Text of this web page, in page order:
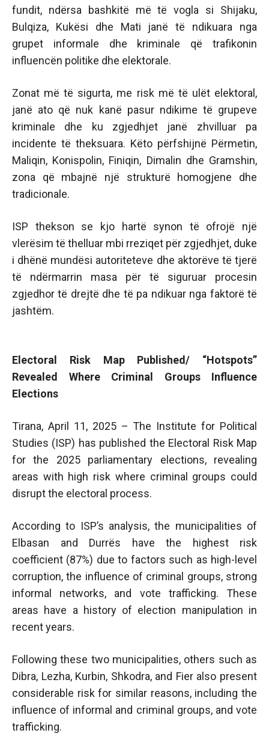
fundit, ndërsa bashkitë më të vogla si Shijaku,
Bulqiza, Kukësi dhe Mati janë të ndikuara nga
grupet informale dhe kriminale që trafikonin
influencën politike dhe elektorale.
Zonat më të sigurta, me risk më të ulët elektoral,
janë ato që nuk kanë pasur ndikime të grupeve
kriminale dhe ku zgjedhjet janë zhvilluar pa
incidente të theksuara. Këto përfshijnë Përmetin,
Maliqin, Konispolin, Finiqin, Dimalin dhe Gramshin,
zona që mbajnë një strukturë homogjene dhe
tradicionale.
ISP thekson se kjo hartë synon të ofrojë një
vlerësim të thelluar mbi rreziqet për zgjedhjet, duke
i dhënë mundësi autoriteteve dhe aktorëve të tjerë
të ndërmarrin masa për të siguruar procesin
zgjedhor të drejtë dhe të pa ndikuar nga faktorë të
jashtëm.
Electoral Risk Map Published/ “Hotspots”
Revealed Where Criminal Groups Influence
Elections
Tirana, April 11, 2025 – The Institute for Political
Studies (ISP) has published the Electoral Risk Map
for the 2025 parliamentary elections, revealing
areas with high risk where criminal groups could
disrupt the electoral process.
According to ISP’s analysis, the municipalities of
Elbasan and Durrës have the highest risk
coefficient (87%) due to factors such as high-level
corruption, the influence of criminal groups, strong
informal networks, and vote trafficking. These
areas have a history of election manipulation in
recent years.
Following these two municipalities, others such as
Dibra, Lezha, Kurbin, Shkodra, and Fier also present
considerable risk for similar reasons, including the
influence of informal and criminal groups, and vote
trafficking.